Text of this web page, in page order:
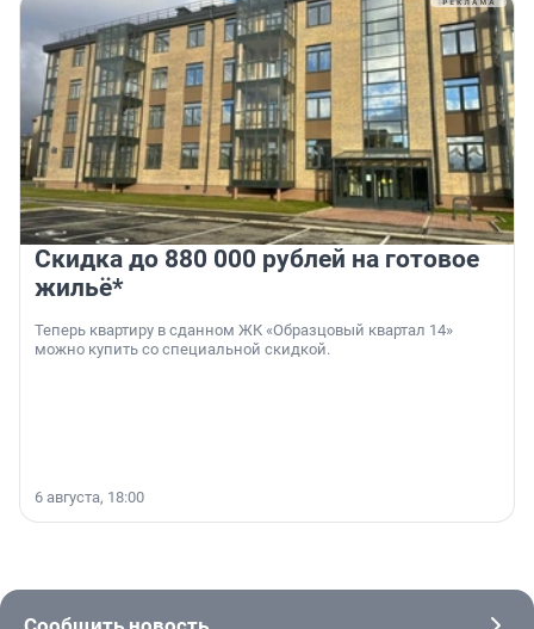
Скидка до 880 000 рублей на готовое
жильё*
Теперь квартиру в сданном ЖК «Образцовый квартал 14»
можно купить со специальной скидкой.
6 августа, 18:00